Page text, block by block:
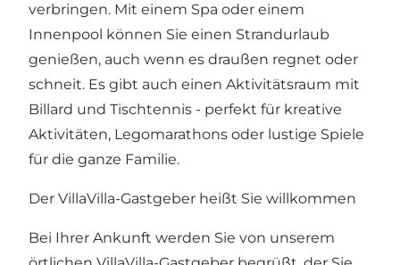
verbringen. Mit einem Spa oder einem
Innenpool können Sie einen Strandurlaub
genießen, auch wenn es draußen regnet oder
schneit. Es gibt auch einen Aktivitätsraum mit
Billard und Tischtennis - perfekt für kreative
Aktivitäten, Legomarathons oder lustige Spiele
für die ganze Familie.
Der VillaVilla-Gastgeber heißt Sie willkommen
Bei Ihrer Ankunft werden Sie von unserem